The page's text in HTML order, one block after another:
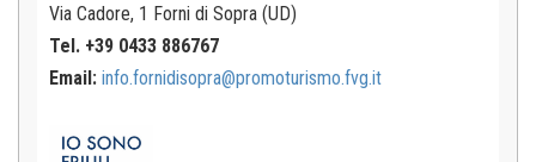
Via Cadore, 1 Forni di Sopra (UD)
Tel. +39 0433 886767
Email: info.fornidisopra@promoturismo.fvg.it